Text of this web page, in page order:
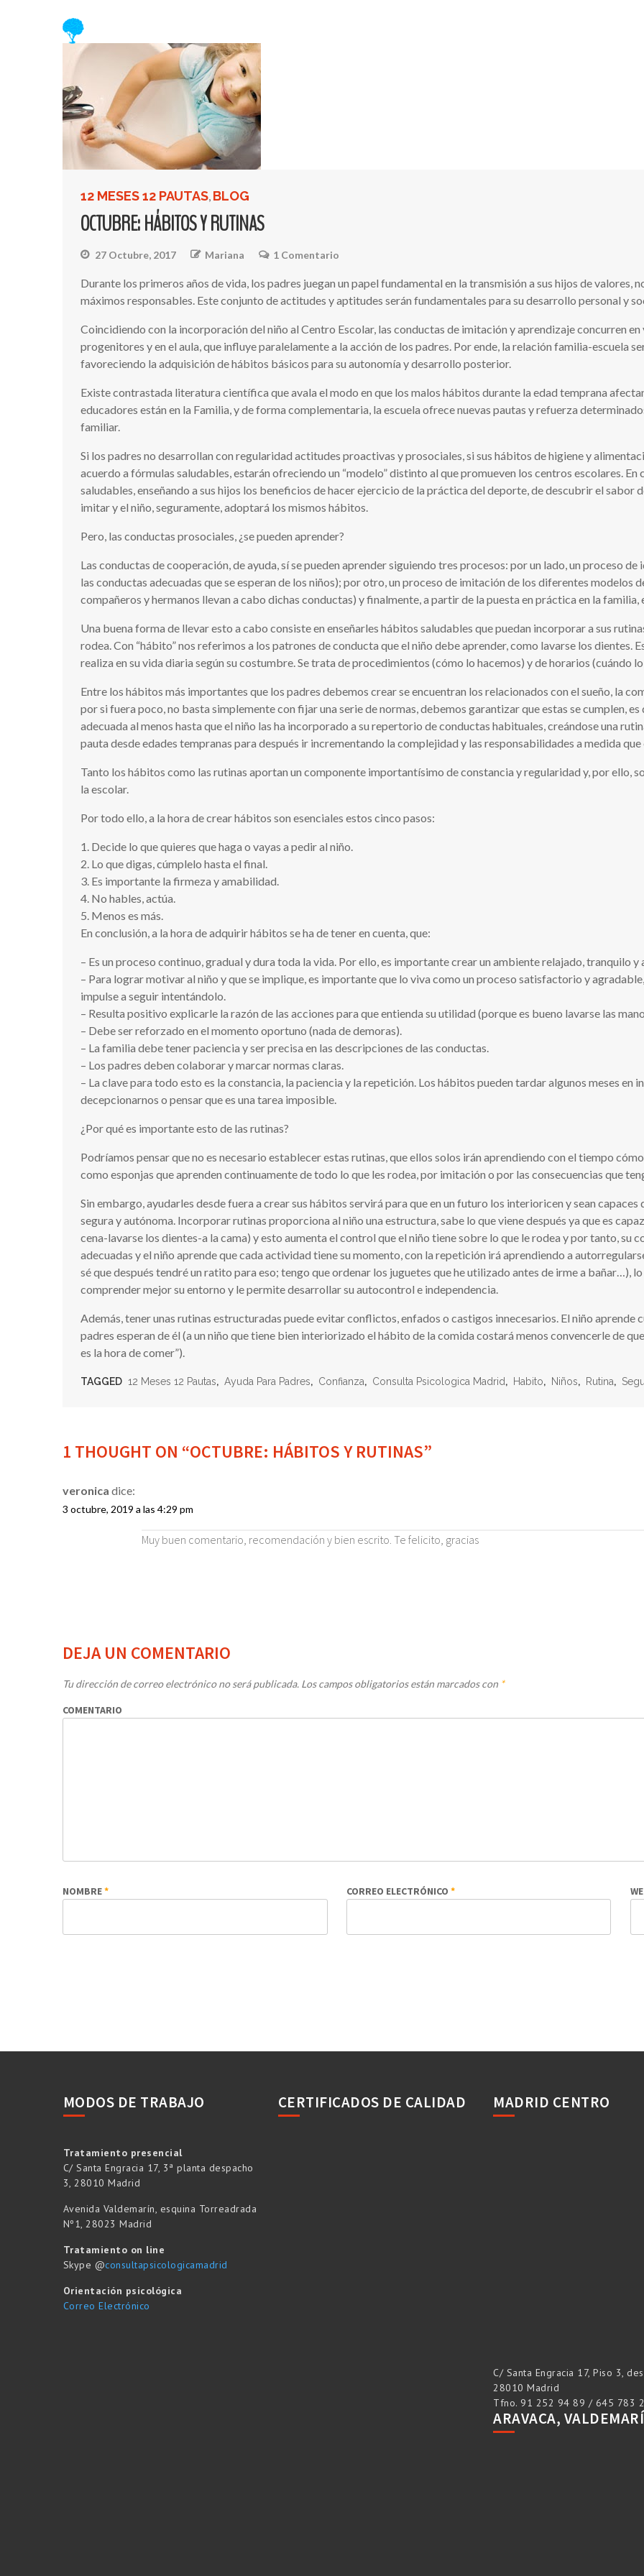
12 MESES 12 PAUTAS, BLOG
OCTUBRE: HÁBITOS Y RUTINAS
27 Octubre, 2017 Mariana 1 Comentario
Hábitos
Y
Durante los primeros años de vida, los padres juegan un papel fundamental en la transmisión a sus hijos de valores,
máximos responsables. Este conjunto de actitudes y aptitudes serán fundamentales para su desarrollo personal y
Coincidiendo con la incorporación del niño al Centro Escolar, las conductas de imitación y aprendizaje concurren
progenitores y en el aula, que influye paralelamente a la acción de los padres. Por ende, la relación familia-escuela
favoreciendo la adquisición de hábitos básicos para su autonomía y desarrollo posterior.
Existe contrastada literatura científica que avala el modo en que los malos hábitos durante la edad temprana
educadores están en la Familia, y de forma complementaria, la escuela ofrece nuevas pautas y refuerza
familiar.
Si los padres no desarrollan con regularidad actitudes proactivas y prosociales, si sus hábitos de higiene y
acuerdo a fórmulas saludables, estarán ofreciendo un “modelo” distinto al que promueven los centros escolares.
saludables, enseñando a sus hijos los beneficios de hacer ejercicio de la práctica del deporte, de descubrir el sabor
imitar y el niño, seguramente, adoptará los mismos hábitos.
Pero, las conductas prosociales, ¿se pueden aprender?
Las conductas de cooperación, de ayuda, sí se pueden aprender siguiendo tres procesos: por un lado, un proceso
las conductas adecuadas que se esperan de los niños); por otro, un proceso de imitación de los diferentes modelos
compañeros y hermanos llevan a cabo dichas conductas) y finalmente, a partir de la puesta en práctica en la familia,
Una buena forma de llevar esto a cabo consiste en enseñarles hábitos saludables que puedan incorporar a sus
rodea. Con “hábito” nos referimos a los patrones de conducta que el niño debe aprender, como lavarse los dientes.
realiza en su vida diaria según su costumbre. Se trata de procedimientos (cómo lo hacemos) y de horarios (cuándo
Entre los hábitos más importantes que los padres debemos crear se encuentran los relacionados con el sueño, la
por si fuera poco, no basta simplemente con fijar una serie de normas, debemos garantizar que estas se cumplen,
adecuada al menos hasta que el niño las ha incorporado a su repertorio de conductas habituales, creándose una
pauta desde edades tempranas para después ir incrementando la complejidad y las responsabilidades a medida
Tanto los hábitos como las rutinas aportan un componente importantísimo de constancia y regularidad y, por ello,
la escolar.
Por todo ello, a la hora de crear hábitos son esenciales estos cinco pasos:
1. Decide lo que quieres que haga o vayas a pedir al niño.
2. Lo que digas, cúmplelo hasta el final.
3. Es importante la firmeza y amabilidad.
4. No hables, actúa.
5. Menos es más.
En conclusión, a la hora de adquirir hábitos se ha de tener en cuenta, que:
– Es un proceso continuo, gradual y dura toda la vida. Por ello, es importante crear un ambiente relajado, tranquilo
– Para lograr motivar al niño y que se implique, es importante que lo viva como un proceso satisfactorio y
impulse a seguir intentándolo.
– Resulta positivo explicarle la razón de las acciones para que entienda su utilidad (porque es bueno lavarse las
– Debe ser reforzado en el momento oportuno (nada de demoras).
– La familia debe tener paciencia y ser precisa en las descripciones de las conductas.
– Los padres deben colaborar y marcar normas claras.
– La clave para todo esto es la constancia, la paciencia y la repetición. Los hábitos pueden tardar algunos meses en
decepcionarnos o pensar que es una tarea imposible.
¿Por qué es importante esto de las rutinas?
Podríamos pensar que no es necesario establecer estas rutinas, que ellos solos irán aprendiendo con el tiempo
como esponjas que aprenden continuamente de todo lo que les rodea, por imitación o por las consecuencias que
Sin embargo, ayudarles desde fuera a crear sus hábitos servirá para que en un futuro los interioricen y sean
segura y autónoma. Incorporar rutinas proporciona al niño una estructura, sabe lo que viene después ya que es
cena-lavarse los dientes-a la cama) y esto aumenta el control que el niño tiene sobre lo que le rodea y por tanto, su
adecuadas y el niño aprende que cada actividad tiene su momento, con la repetición irá aprendiendo a
sé que después tendré un ratito para eso; tengo que ordenar los juguetes que he utilizado antes de irme a bañar…),
comprender mejor su entorno y le permite desarrollar su autocontrol e independencia.
Además, tener unas rutinas estructuradas puede evitar conflictos, enfados o castigos innecesarios. El niño aprende
padres esperan de él (a un niño que tiene bien interiorizado el hábito de la comida costará menos convencerle de
es la hora de comer”).
TAGGED 12 Meses 12 Pautas, Ayuda Para Padres, Confianza, Consulta Psicologica Madrid, Habito, Niños, Rutina,
1 THOUGHT ON “OCTUBRE: HÁBITOS Y RUTINAS”
veronica dice:
3 octubre, 2019 a las 4:29 pm
Muy buen comentario, recomendación y bien escrito. Te felicito, gracias
DEJA UN COMENTARIO
Tu dirección de correo electrónico no será publicada. Los campos obligatorios están marcados con *
COMENTARIO
NOMBRE* CORREO ELECTRÓNICO *
MODOS DE TRABAJO
Tratamiento presencial
C/ Santa Engracia 17, 3ª planta despacho
3, 28010 Madrid
Avenida Valdemarín, esquina Torreadrada
Nº1, 28023 Madrid
Tratamiento on line
Skype @consultapsicologicamadrid
Orientación psicológica
Correo Electrónico
CERTIFICADOS DE CALIDAD MADRID CENTRO
C/ Santa Engracia 17, Piso 3,
28010 Madrid
Tfno. 91 252 94 89 / 645 783
ARAVACA,